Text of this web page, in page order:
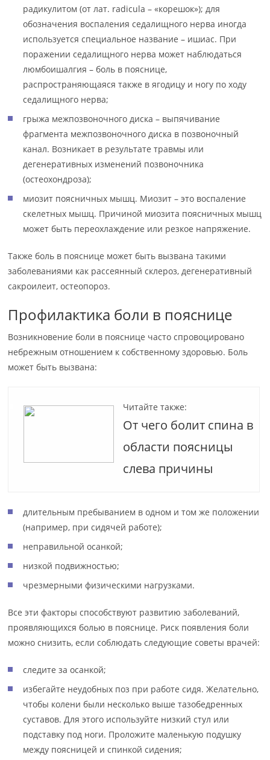
радикулитом (от лат. radicula – «корешок»); для
обозначения воспаления седалищного нерва иногда
используется специальное название – ишиас. При
поражении седалищного нерва может наблюдаться
люмбоишалгия – боль в пояснице,
распространяющаяся также в ягодицу и ногу по ходу
седалищного нерва;
грыжа межпозвоночного диска – выпячивание
фрагмента межпозвоночного диска в позвоночный
канал. Возникает в результате травмы или
дегенеративных изменений позвоночника
(остеохондроза);
миозит поясничных мышц. Миозит – это воспаление
скелетных мышц. Причиной миозита поясничных мышц
может быть переохлаждение или резкое напряжение.
Также боль в пояснице может быть вызвана такими
заболеваниями как рассеянный склероз, дегенеративный
сакроилеит, остеопороз.
Профилактика боли в пояснице
Возникновение боли в пояснице часто спровоцировано
небрежным отношением к собственному здоровью. Боль
может быть вызвана:
Читайте также:
От чего болит спина в
области поясницы
слева причины
длительным пребыванием в одном и том же положении
(например, при сидячей работе);
неправильной осанкой;
низкой подвижностью;
чрезмерными физическими нагрузками.
Все эти факторы способствуют развитию заболеваний,
проявляющихся болью в пояснице. Риск появления боли
можно снизить, если соблюдать следующие советы врачей:
следите за осанкой;
избегайте неудобных поз при работе сидя. Желательно,
чтобы колени были несколько выше тазобедренных
суставов. Для этого используйте низкий стул или
подставку под ноги. Проложите маленькую подушку
между поясницей и спинкой сидения;